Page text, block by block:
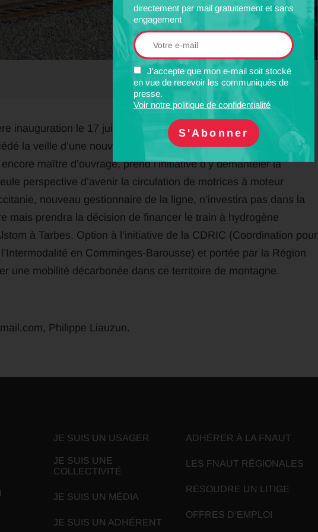
directement par mail gratuitement et sans
engagement
J'accepte que mon e-mail soit stocké
en vue de recevoir les communiqués de
presse.
Voir notre politique de confidentialité
inauguration le 17 juin 1873, le service commercial débutera le
la veille d’une nouvelle inauguration de la ligne.
maître d’ouvrage, prend l’initiative d’y démanteler la
perspective d’avenir la circulation de motrices à moteur
nouveau gestionnaire de la ligne, n’investira pas dans la
mais prendra la décision de financer le train à hydrogène
à Tarbes. Option à l’initiative de la CDRIC (Coordination pour
en Comminges-Barousse) et portée par la Région
une mobilité décarbonée dans ce territoire de montagne.
Philippe Liauzun.
JE SUIS UN USAGER
JE SUIS UNE
COLLECTIVITÉ
JE SUIS UN MÉDIA
JE SUIS UN ADHÉRENT
ADHÉRER À LA FNAUT
LES FNAUT RÉGIONALES
RÉSOUDRE UN LITIGE
OFFRES D’EMPLOI